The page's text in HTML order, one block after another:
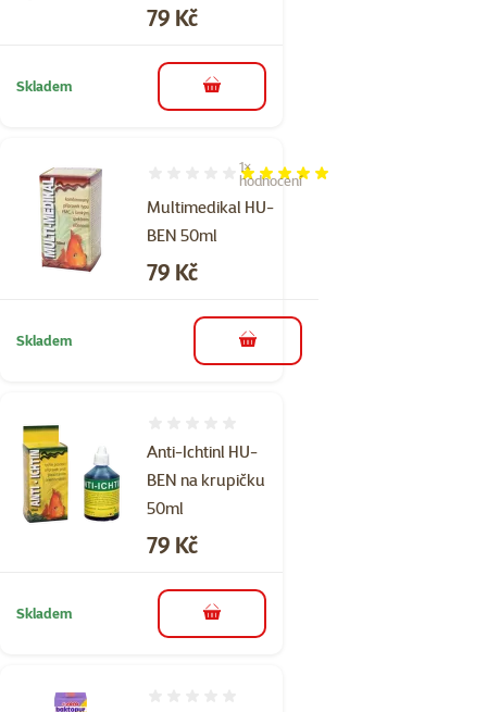
Cena
79 Kč
Skladem do košíku
Multimedikal HU-
BEN 50ml
Hodnocení 100%, počet hodnocení: 1
1×
hodnocení
Cena
79 Kč
Skladem do košíku
Anti-Ichtinl HU-
BEN na krupičku
50ml
Cena
79 Kč
Skladem do košíku